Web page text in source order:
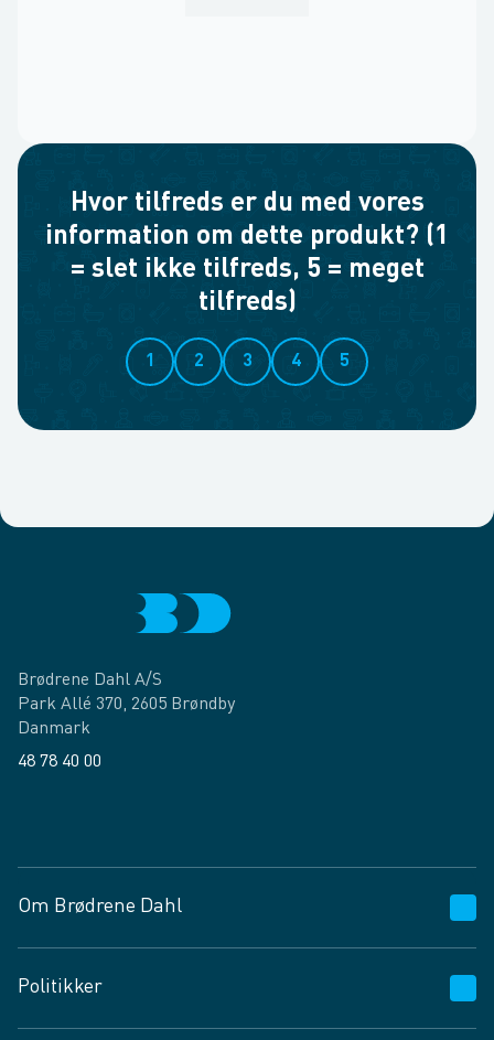
Hvor tilfreds er du med vores
information om dette produkt? (1
= slet ikke tilfreds, 5 = meget
tilfreds)
1 2 3 4 5
Brødrene Dahl A/S
Park Allé 370, 2605 Brøndby
Danmark
48 78 40 00
Om Brødrene Dahl
Vagttelefon 30 10 89 89
Spørgsmål og svar
Politikker